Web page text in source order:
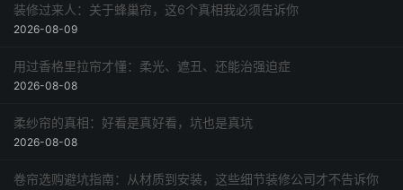
装修过来人：关于蜂巢帘，这6个真相我必须告诉你
2026-08-09
用过香格里拉帘才懂：柔光、遮丑、还能治强迫症
2026-08-08
柔纱帘的真相：好看是真好看，坑也是真坑
2026-08-08
卷帘选购避坑指南：从材质到安装，这些细节装修公司才不告诉你